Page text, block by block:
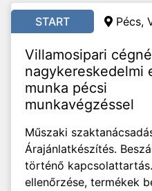
START Pécs,
Villamosipari
nagykereskedelmi
munka pécsi
munkavégzéssel
Műszaki
Árajánlatkészítés.
történő
ellenőrzése, termékek